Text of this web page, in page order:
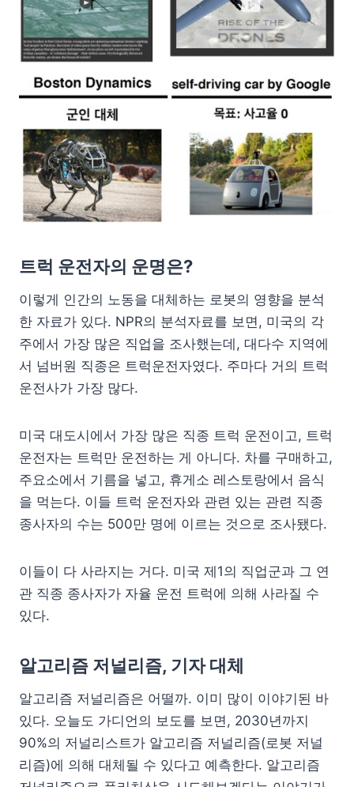
트럭 운전자의 운명은?
이렇게 인간의 노동을 대체하는 로봇의 영향을 분석
한 자료가 있다. NPR의 분석자료를 보면, 미국의 각
주에서 가장 많은 직업을 조사했는데, 대다수 지역에
서 넘버원 직종은 트럭운전자였다. 주마다 거의 트럭
운전사가 가장 많다.
미국 대도시에서 가장 많은 직종 트럭 운전이고, 트럭
운전자는 트럭만 운전하는 게 아니다. 차를 구매하고,
주요소에서 기름을 넣고, 휴게소 레스토랑에서 음식
을 먹는다. 이들 트럭 운전자와 관련 있는 관련 직종
종사자의 수는 500만 명에 이르는 것으로 조사됐다.
이들이 다 사라지는 거다. 미국 제1의 직업군과 그 연
관 직종 종사자가 자율 운전 트럭에 의해 사라질 수
있다.
알고리즘 저널리즘, 기자 대체
알고리즘 저널리즘은 어떨까. 이미 많이 이야기된 바
있다. 오늘도 가디언의 보도를 보면, 2030년까지
90%의 저널리스트가 알고리즘 저널리즘(로봇 저널
리즘)에 의해 대체될 수 있다고 예측한다. 알고리즘